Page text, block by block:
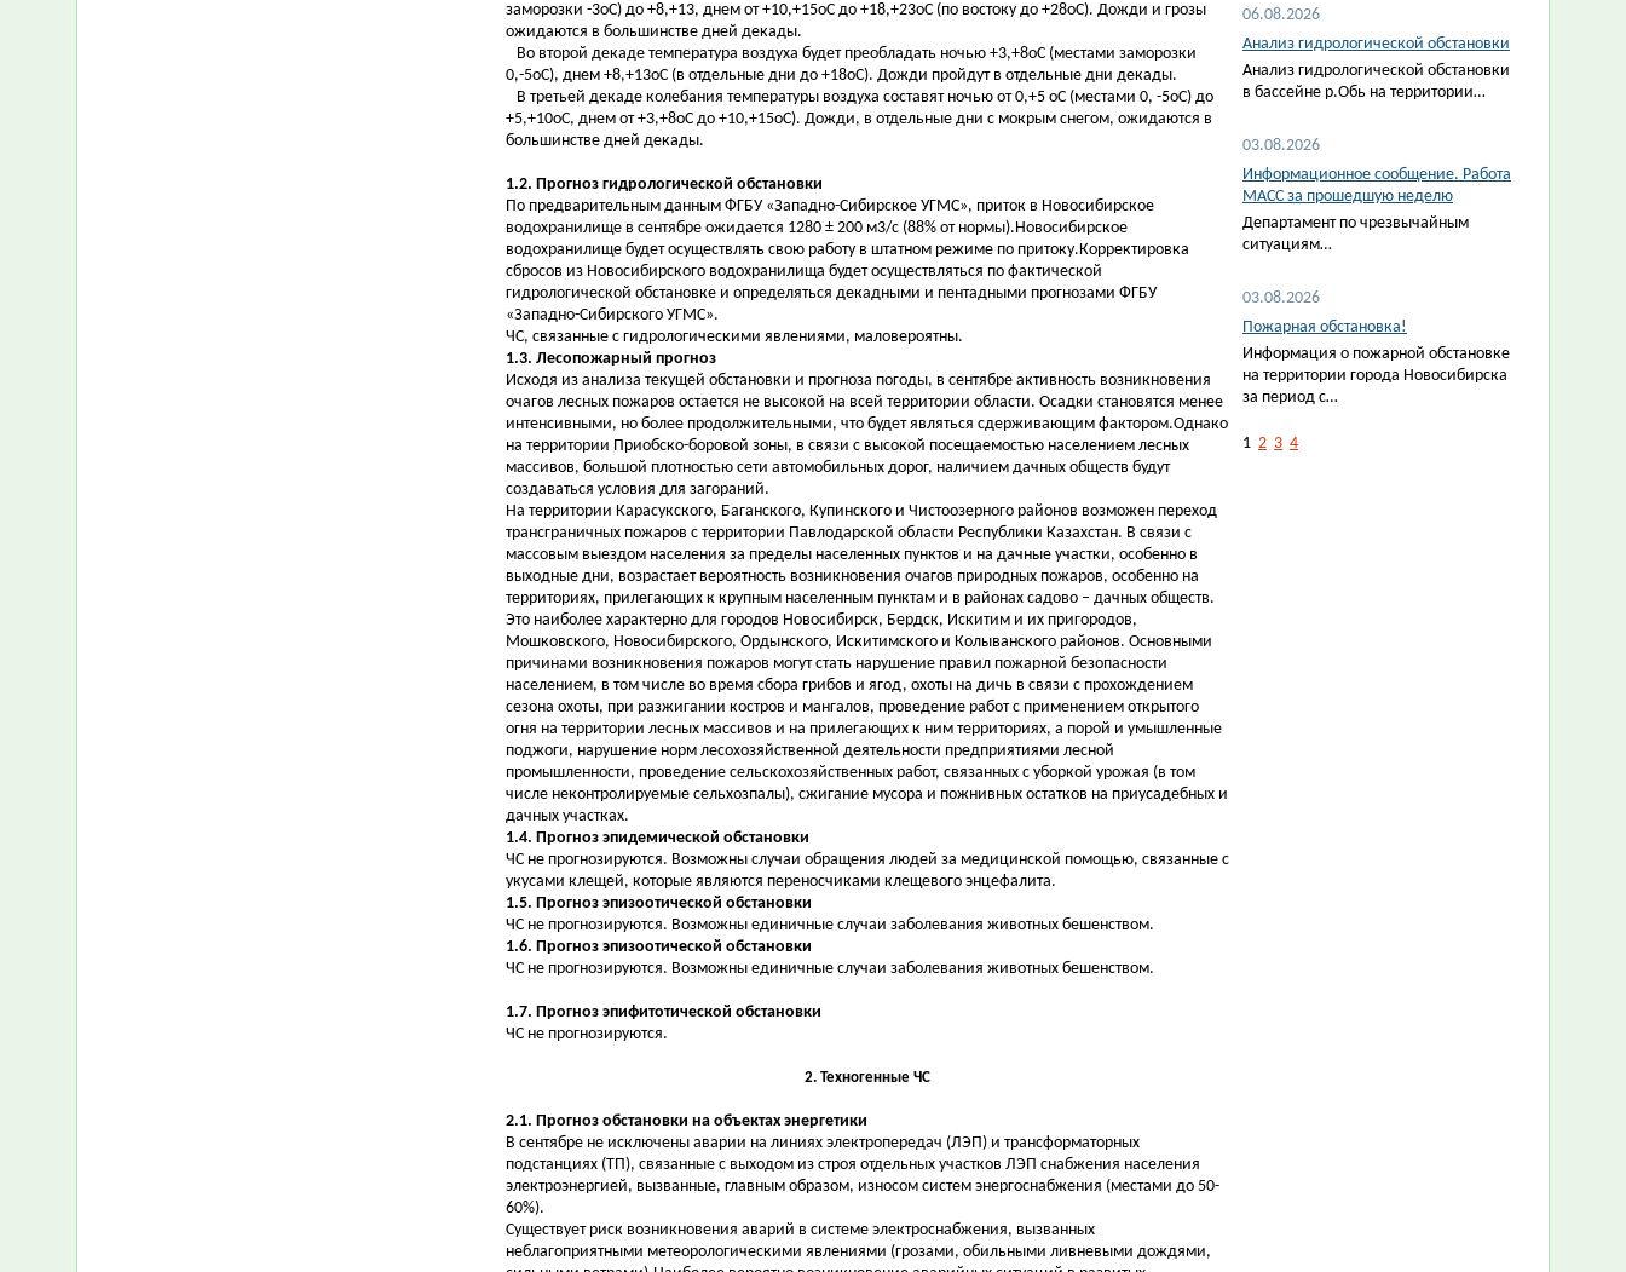
заморозки -3оС) до +8,+13, днем от +10,+15оС до +18,+23оС (по востоку до +28оС). Дожди и грозы
ожидаются в большинстве дней декады.
Во второй декаде температура воздуха будет преобладать ночью +3,+8оС (местами заморозки
0,-5оС), днем +8,+13оС (в отдельные дни до +18оС). Дожди пройдут в отдельные дни декады.
В третьей декаде колебания температуры воздуха составят ночью от 0,+5 оС (местами 0, -5оС) до
+5,+10оС, днем от +3,+8оС до +10,+15оС). Дожди, в отдельные дни с мокрым снегом, ожидаются в
большинстве дней декады.
1.2. Прогноз гидрологической обстановки
По предварительным данным ФГБУ «Западно-Сибирское УГМС», приток в Новосибирское
водохранилище в сентябре ожидается 1280 ± 200 м3/с (88% от нормы).Новосибирское
водохранилище будет осуществлять свою работу в штатном режиме по притоку.Корректировка
сбросов из Новосибирского водохранилища будет осуществляться по фактической
гидрологической обстановке и определяться декадными и пентадными прогнозами ФГБУ
«Западно-Сибирского УГМС».
ЧС, связанные с гидрологическими явлениями, маловероятны.
1.3. Лесопожарный прогноз
Исходя из анализа текущей обстановки и прогноза погоды, в сентябре активность возникновения
очагов лесных пожаров остается не высокой на всей территории области. Осадки становятся менее
интенсивными, но более продолжительными, что будет являться сдерживающим фактором.Однако
на территории Приобско-боровой зоны, в связи с высокой посещаемостью населением лесных
массивов, большой плотностью сети автомобильных дорог, наличием дачных обществ будут
создаваться условия для загораний.
На территории Карасукского, Баганского, Купинского и Чистоозерного районов возможен переход
трансграничных пожаров с территории Павлодарской области Республики Казахстан. В связи с
массовым выездом населения за пределы населенных пунктов и на дачные участки, особенно в
выходные дни, возрастает вероятность возникновения очагов природных пожаров, особенно на
территориях, прилегающих к крупным населенным пунктам и в районах садово – дачных обществ.
Это наиболее характерно для городов Новосибирск, Бердск, Искитим и их пригородов,
Мошковского, Новосибирского, Ордынского, Искитимского и Колыванского районов. Основными
причинами возникновения пожаров могут стать нарушение правил пожарной безопасности
населением, в том числе во время сбора грибов и ягод, охоты на дичь в связи с прохождением
сезона охоты, при разжигании костров и мангалов, проведение работ с применением открытого
огня на территории лесных массивов и на прилегающих к ним территориях, а порой и умышленные
поджоги, нарушение норм лесохозяйственной деятельности предприятиями лесной
промышленности, проведение сельскохозяйственных работ, связанных с уборкой урожая (в том
числе неконтролируемые сельхозпалы), сжигание мусора и пожнивных остатков на приусадебных и
дачных участках.
1.4. Прогноз эпидемической обстановки
ЧС не прогнозируются. Возможны случаи обращения людей за медицинской помощью, связанные с
укусами клещей, которые являются переносчиками клещевого энцефалита.
1.5. Прогноз эпизоотической обстановки
ЧС не прогнозируются. Возможны единичные случаи заболевания животных бешенством.
1.6. Прогноз эпизоотической обстановки
ЧС не прогнозируются. Возможны единичные случаи заболевания животных бешенством.
1.7. Прогноз эпифитотической обстановки
ЧС не прогнозируются.
2. Техногенные ЧС
2.1. Прогноз обстановки на объектах энергетики
В сентябре не исключены аварии на линиях электропередач (ЛЭП) и трансформаторных
подстанциях (ТП), связанные с выходом из строя отдельных участков ЛЭП снабжения населения
электроэнергией, вызванные, главным образом, износом систем энергоснабжения (местами до 50-
60%).
Существует риск возникновения аварий в системе электроснабжения, вызванных
неблагоприятными метеорологическими явлениями (грозами, обильными ливневыми дождями,
06.08.2026
Анализ гидрологической обстановки
Анализ гидрологической обстановки
в бассейне р.Обь на территории…
03.08.2026
Информационное сообщение. Работа
МАСС за прошедшую неделю
Департамент по чрезвычайным
ситуациям…
03.08.2026
Пожарная обстановка!
Информация о пожарной обстановке
на территории города Новосибирска
за период с…
1 2 3 4